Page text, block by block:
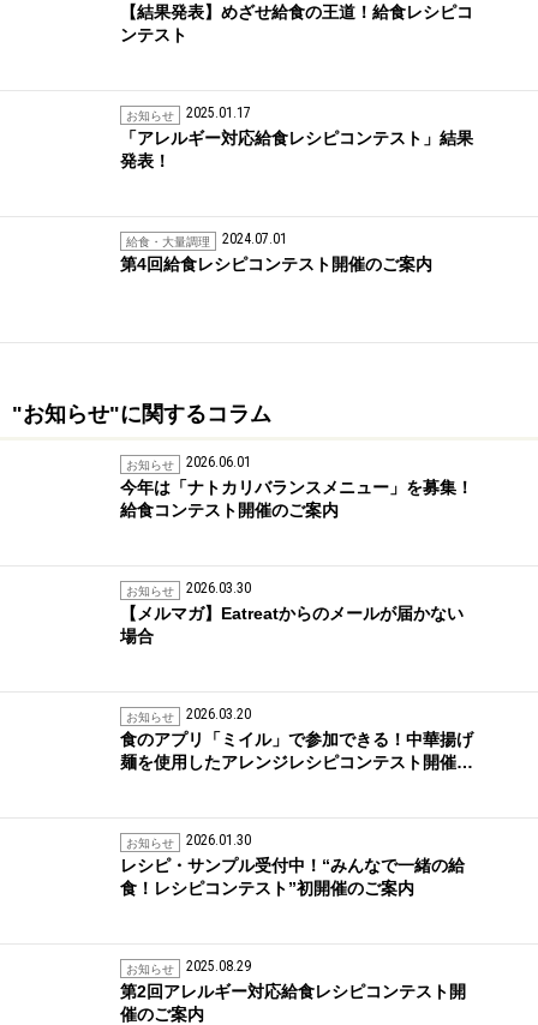
【結果発表】めざせ給食の王道！給食レシピコ
ンテスト
お知らせ 2025.01.17
「アレルギー対応給食レシピコンテスト」結果
発表！
給食・大量調理 2024.07.01
第4回給食レシピコンテスト開催のご案内
"お知らせ"に関するコラム
お知らせ 2026.06.01
今年は「ナトカリバランスメニュー」を募集！
給食コンテスト開催のご案内
お知らせ 2026.03.30
【メルマガ】Eatreatからのメールが届かない
場合
お知らせ 2026.03.20
食のアプリ「ミイル」で参加できる！中華揚げ
麺を使用したアレンジレシピコンテスト開催…
お知らせ 2026.01.30
レシピ・サンプル受付中！“みんなで一緒の給
食！レシピコンテスト”初開催のご案内
お知らせ 2025.08.29
第2回アレルギー対応給食レシピコンテスト開
催のご案内